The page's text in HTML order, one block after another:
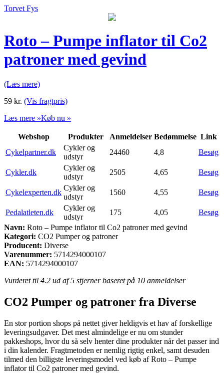
Torvet Fys
Roto – Pumpe inflator til Co2
patroner med gevind
(Læs mere)
59 kr. (Vis fragtpris)
Læs mere »Køb nu »
Webshop Produkter Anmeldelser Bedømmelse Link
Cykelpartner.dk
Cykler og
udstyr
24460 4,8 Besøg
Cykler.dk
Cykler og
udstyr
2505 4,65 Besøg
Cykelexperten.dk
Cykler og
udstyr
1560 4,55 Besøg
Pedalatleten.dk
Cykler og
udstyr
175 4,05
Besøg
Navn: Roto – Pumpe inflator til Co2 patroner med gevind
Kategori: CO2 Pumper og patroner
Producent: Diverse
Varenummer: 5714294000107
EAN: 5714294000107
Vurderet til 4.2 ud af 5 stjerner baseret på 10 anmeldelser
CO2 Pumper og patroner fra Diverse
En stor portion shops på nettet giver heldigvis et hav af forskellige
leveringsudgaver. Det mest almindelige er nu om stunder
pakkeshops, hvor du så selv henter dine produkter når det passer ind
i din kalender. Fragtmetoden er nemlig rigtig enkel, samt desuden
tilmed den billigste leveringsmodel ved køb af Roto – Pumpe
inflator til Co2 patroner med gevind.